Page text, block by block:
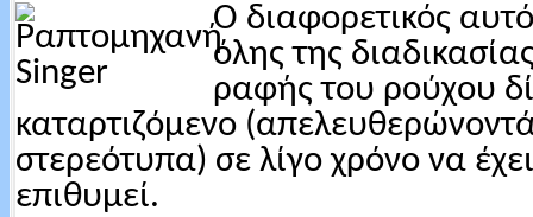
Ο διαφορετικός
όλης της
ραφής του ρούχου
καταρτιζόμενο
στερεότυπα) σε λίγο χρόνο να
επιθυμεί.